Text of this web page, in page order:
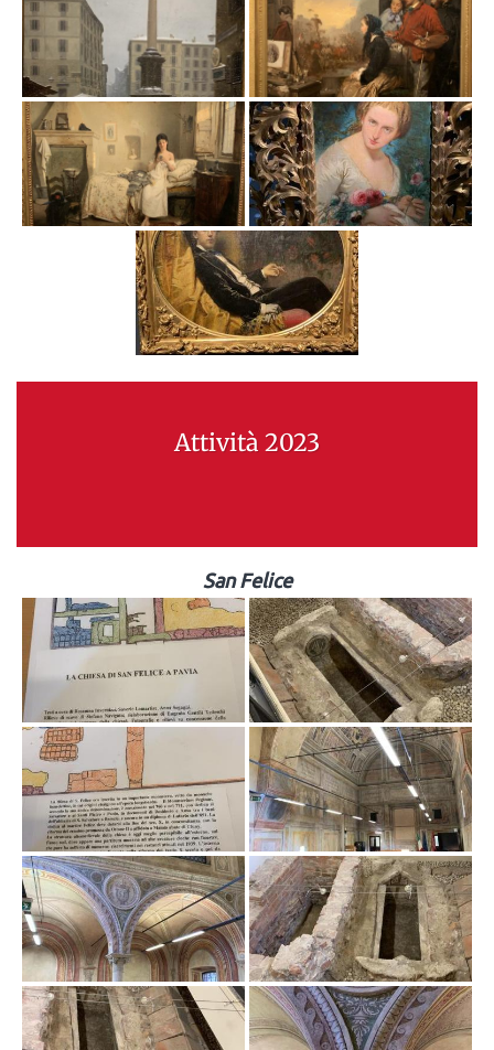
Attività 2023
San Felice